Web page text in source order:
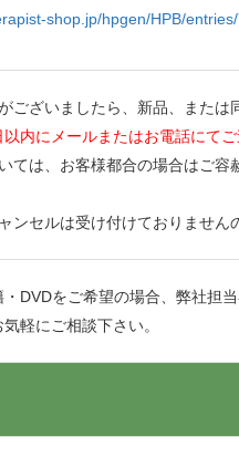
shop.jp/hpgen/HPB/
ございましたら、新品、または
内にメールまたはお電話にてご
ては、お客様都合の場合はご
ンセルは受け付けておりません
・DVDをご希望の場合、弊社担
軽にご相談下さい。